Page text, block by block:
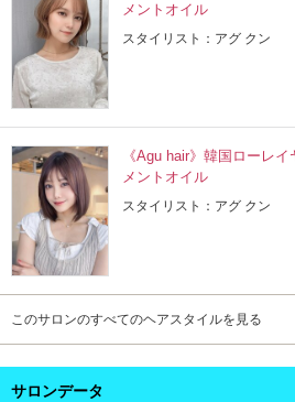
メントオイル
スタイリスト：アグ クン
《Agu hair》韓国ローレ
メントオイル
スタイリスト：アグ クン
このサロンのすべてのヘアスタイルを見る
サロンデータ